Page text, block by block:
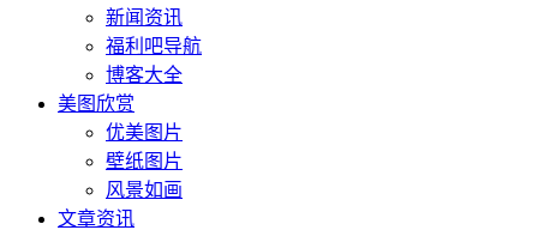
新闻资讯
福利吧导航
博客大全
美图欣赏
优美图片
壁纸图片
风景如画
文章资讯